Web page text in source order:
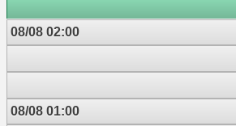
08/08 02:00
08/08 01:00